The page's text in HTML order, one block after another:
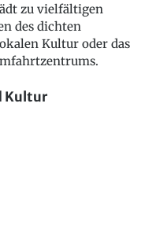
zu vielfältigen
des dichten
Kultur oder das
Kultur